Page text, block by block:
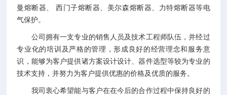
曼熔断器、 西门子熔断器、美尔森熔断器、力特熔断器等电
气保护。
公司拥有一支专业的销售人员及技术工程师队伍，并经过
专业化的培训及严格的管理，形成良好的经营理念和服务意
识，能够为客户提供诸方案设计设计、器件选型等较为专业的
技术支持，并努力为客户提供优惠的价格及优质的服务。
我司衷心希望能与客户在在今后的合作过程中保持良好的